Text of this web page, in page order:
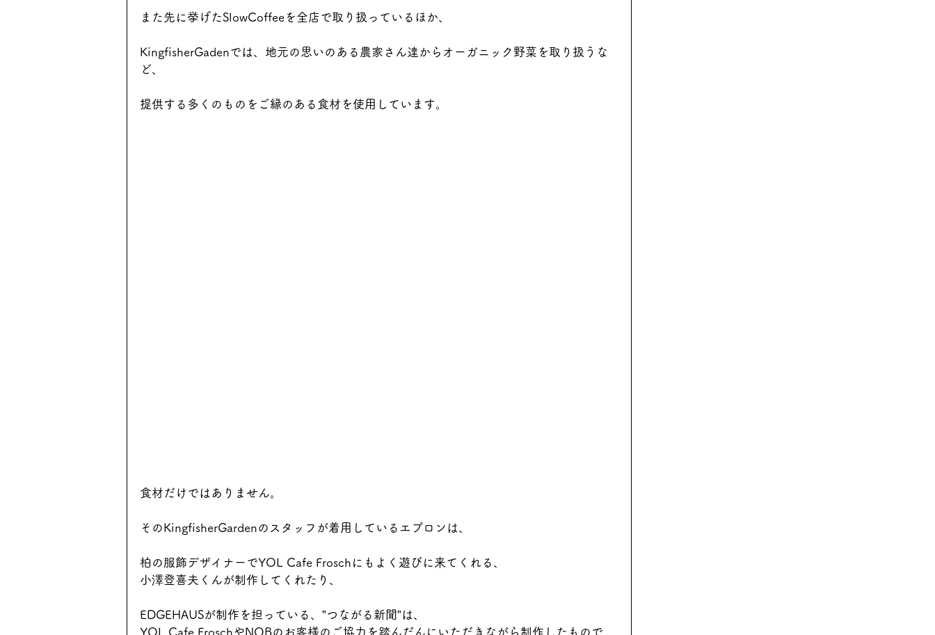
また先に挙げたSlowCoffeeを全店で取り扱っているほか、
KingfisherGadenでは、地元の思いのある農家さん達からオーガニック野菜を取り扱うな
ど、
提供する多くのものをご縁のある食材を使用しています。
食材だけではありません。
そのKingfisherGardenのスタッフが着用しているエプロンは、
柏の服飾デザイナーでYOL Cafe Froschにもよく遊びに来てくれる、
小澤登喜夫くんが制作してくれたり、
EDGEHAUSが制作を担っている、”つながる新聞”は、
YOL Cafe FroschやNOBのお客様のご協力を踏んだんにいただきながら制作したもので